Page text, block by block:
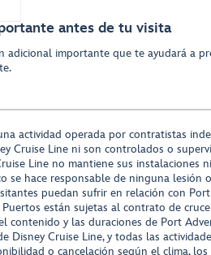
antes de tu visita
adicional importante que te ayudará a
actividad operada por contratistas
Cruise Line ni son controlados o
Line no mantiene sus instalaciones
se hace responsable de ninguna lesión
puedan sufrir en relación con
están sujetas al contrato de
contenido y las duraciones de Port
Disney Cruise Line, y todas las
o cancelación según el clima,